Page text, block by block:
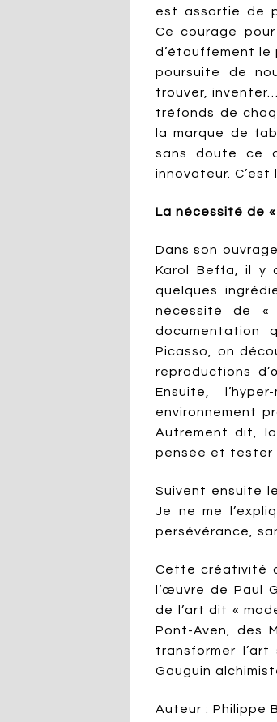
est assortie de
Ce courage
d’étouffement le
poursuite de
trouver,
tréfonds de
la marque de
sans doute ce
innovateur.
La nécessité de
Dans son
Karol Beffa, il y
quelques
nécessité de «
documentation
Picasso, on
reproductions
Ensuite,
environnement
Autrement dit,
pensée et tester
Suivent ensuite
Je ne me
persévérance,
Cette créativité
l’œuvre de Paul
de l’art dit «
Pont-Aven, des
transformer
Gauguin
Auteur : Philippe